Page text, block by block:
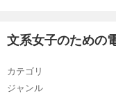
文系女子のための
カテゴリ
ジャンル